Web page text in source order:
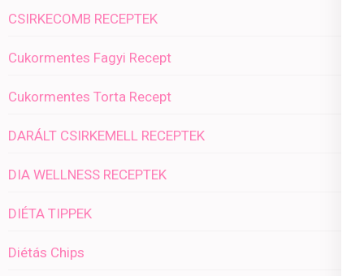
CSIRKECOMB RECEPTEK
Cukormentes Fagyi Recept
Cukormentes Torta Recept
DARÁLT CSIRKEMELL RECEPTEK
DIA WELLNESS RECEPTEK
DIÉTA TIPPEK
Diétás Chips